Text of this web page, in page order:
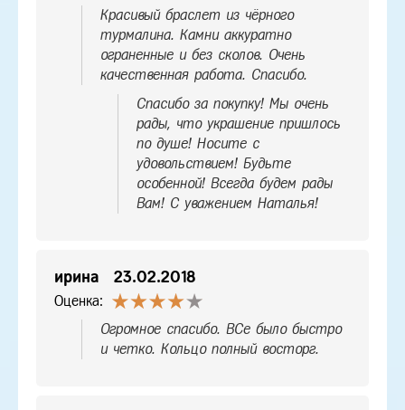
Красивый браслет из чёрного
турмалина. Камни аккуратно
ограненные и без сколов. Очень
качественная работа. Спасибо.
Спасибо за покупку! Мы очень
рады, что украшение пришлось
по душе! Носите с
удовольствием! Будьте
особенной! Всегда будем рады
Вам! С уважением Наталья!
ирина 23.02.2018
Оценка:
Огромное спасибо. ВСе было быстро
и четко. Кольцо полный восторг.